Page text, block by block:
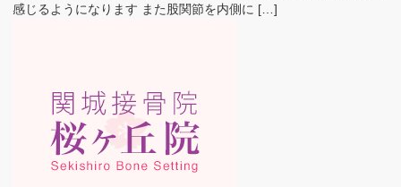
感じるようになります また股関節を内側に […]